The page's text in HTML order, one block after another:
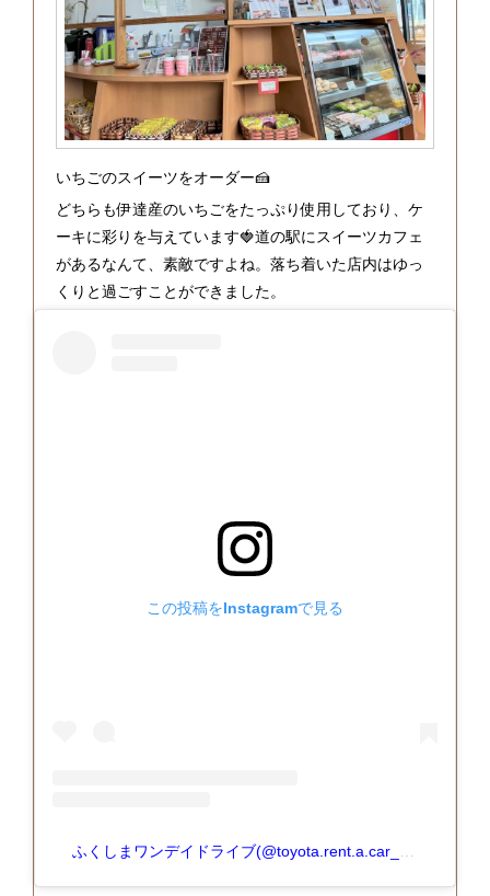
いちごのスイーツをオーダー🍰
どちらも伊達産のいちごをたっぷり使用しており、ケ
ーキに彩りを与えています🍓道の駅にスイーツカフェ
があるなんて、素敵ですよね。落ち着いた店内はゆっ
くりと過ごすことができました。
この投稿をInstagramで見る